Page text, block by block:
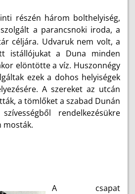
részén három bolthelyiség,
a parancsnoki iroda, a
céljára. Udvaruk nem volt, a
istállójukat a Duna minden
elöntötte a víz. Huszonnégy
ezek a dohos helyiségek
A szereket az utcán
a tömlőket a szabad Dunán
rendelkezésükre
mosták.
A csapat